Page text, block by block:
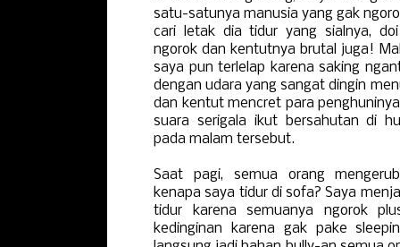
satu-satunya manusia yang gak
cari letak dia tidur yang sialnya,
ngorok dan kentutnya brutal juga!
saya pun terlelap karena saking
dengan udara yang sangat dingin
dan kentut mencret para
suara serigala ikut bersahutan di
pada malam tersebut.
Saat pagi, semua orang
kenapa saya tidur di sofa? Saya
tidur karena semuanya ngorok
kedinginan karena gak pake